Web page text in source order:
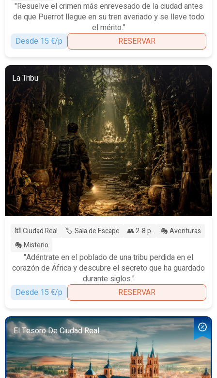
"Resuelve el crimen más enrevesado de la ciudad antes
de que Puerrot llegue en su tren averiado y se lleve todo
el mérito."
Desde 15 €/p
RESERVAR
La Tribu
🕍 Ciudad Real 🏷️ Sala de Escape 👥 2-8 p.
🎭 Aventuras
🎭 Misterio
"Adéntrate en el poblado de una tribu perdida en el
corazón de África y descubre el secreto que ha guardado
durante siglos."
Desde 15 €/p
RESERVAR
El Tesoro De Ciudad Real